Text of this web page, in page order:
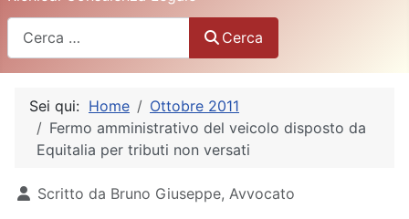
Cerca
Sei qui: Home
Ottobre 2011
Fermo amministrativo del veicolo disposto da
Equitalia per tributi non versati
Dettagli
Scritto da Bruno Giuseppe, Avvocato